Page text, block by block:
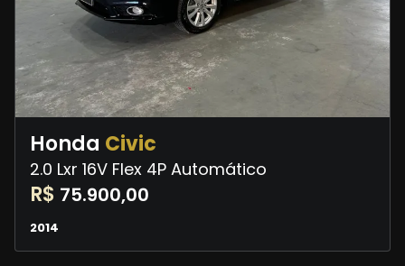
Honda Civic
2.0 Lxr 16V Flex 4P Automático
R$ 75.900,00
2014